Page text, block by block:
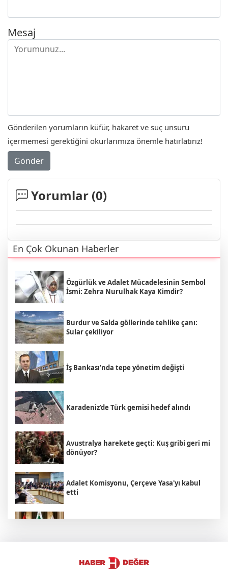
Mesaj
Gönderilen yorumların küfür, hakaret ve suç unsuru
içermemesi gerektiğini okurlarımıza önemle hatırlatırız!
Gönder
Yorumlar (0)
En Çok Okunan Haberler
Özgürlük ve Adalet Mücadelesinin Sembol
İsmi: Zehra Nurulhak Kaya Kimdir?
Burdur ve Salda göllerinde tehlike çanı:
Sular çekiliyor
İş Bankası'nda tepe yönetim değişti
Karadeniz'de Türk gemisi hedef alındı
Avustralya harekete geçti: Kuş gribi geri mi
dönüyor?
Adalet Komisyonu, Çerçeve Yasa'yı kabul
etti
Bakan Yumaklı açıkladı: Çiftçilere 688
milyon liralık destek